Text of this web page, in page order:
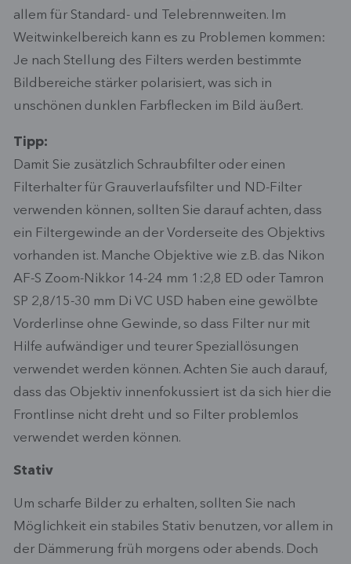
allem für Standard- und Telebrennweiten. Im
Weitwinkelbereich kann es zu Problemen kommen:
Je nach Stellung des Filters werden bestimmte
Bildbereiche stärker polarisiert, was sich in
unschönen dunklen Farbflecken im Bild äußert.
Tipp:
Damit Sie zusätzlich Schraubfilter oder einen
Filterhalter für Grauverlaufsfilter und ND-Filter
verwenden können, sollten Sie darauf achten, dass
ein Filtergewinde an der Vorderseite des Objektivs
vorhanden ist. Manche Objektive wie z.B. das Nikon
AF-S Zoom-Nikkor 14-24 mm 1:2,8 ED oder Tamron
SP 2,8/15-30 mm Di VC USD haben eine gewölbte
Vorderlinse ohne Gewinde, so dass Filter nur mit
Hilfe aufwändiger und teurer Speziallösungen
verwendet werden können. Achten Sie auch darauf,
dass das Objektiv innenfokussiert ist da sich hier die
Frontlinse nicht dreht und so Filter problemlos
verwendet werden können.
Stativ
Um scharfe Bilder zu erhalten, sollten Sie nach
Möglichkeit ein stabiles Stativ benutzen, vor allem in
der Dämmerung früh morgens oder abends. Doch